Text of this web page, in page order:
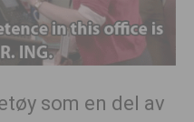
som en del av